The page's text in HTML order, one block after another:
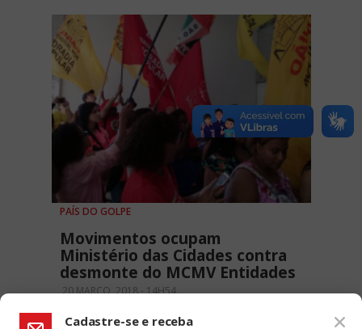
PAÍS DO GOLPE
Movimentos ocupam
Ministério das Cidades contra
desmonte do MCMV Entidades
20 MARÇO, 2018 - 14H54
Cadastre-se e receba